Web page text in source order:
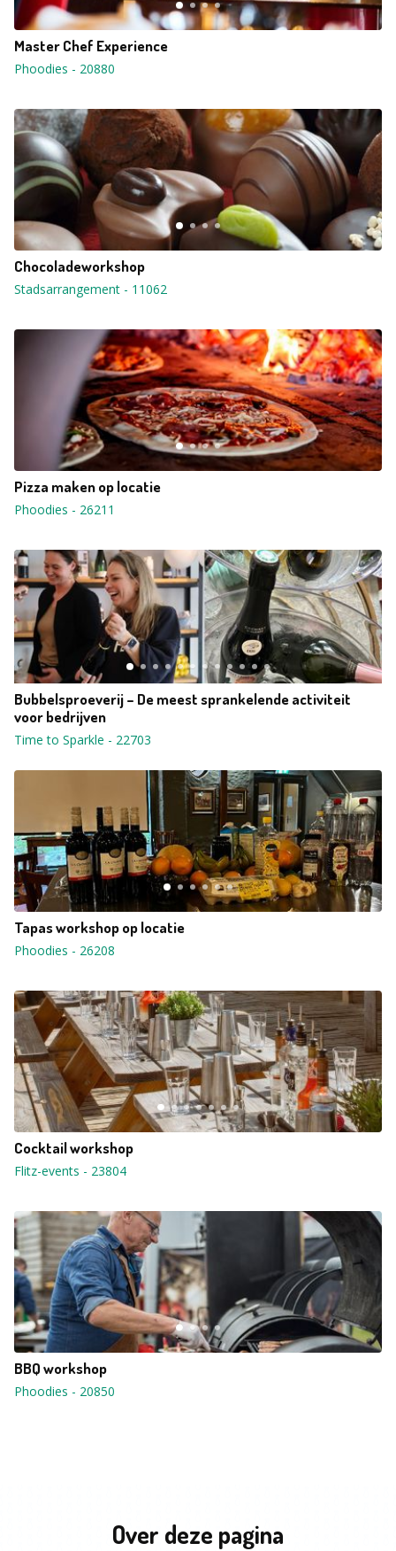
Master Chef Experience
Phoodies - 20880
Chocoladeworkshop
Stadsarrangement - 11062
Pizza maken op locatie
Phoodies - 26211
Bubbelsproeverij – De meest sprankelende activiteit
voor bedrijven
Time to Sparkle - 22703
Tapas workshop op locatie
Phoodies - 26208
Cocktail workshop
Flitz-events - 23804
BBQ workshop
Phoodies - 20850
Over deze pagina